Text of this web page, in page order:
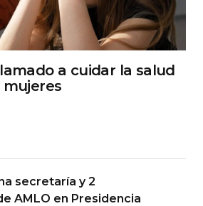
a cuidar la salud
secretaría y 2
AMLO en Presidencia